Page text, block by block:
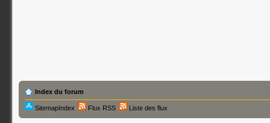
Index du forum
SitemapIndex Flux RSS Liste des flux